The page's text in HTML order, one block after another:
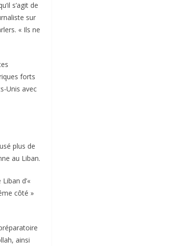
s’agit de
sur
« Ils ne
forts
Unis avec
plus de
au Liban.
d’«
côté »
ainsi